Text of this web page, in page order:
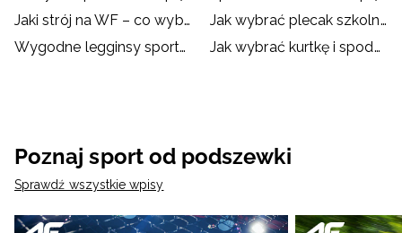
Jaki strój na WF – co wybrać dla dziecka?
Jak wybrać plecak szkolny?
Wygodne legginsy sportowe dla dzieci
Jak wybrać kurtkę i spodnie narciarskie dla dziecka?
Poznaj sport od podszewki
Sprawdź wszystkie wpisy